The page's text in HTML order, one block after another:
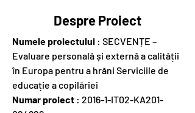
Despre Proiect
Numele proiectului : SECVENȚE –
Evaluare personală și externă a calității
în Europa pentru a hrăni Serviciile de
educație a copilăriei
Numar proiect : 2016-1-IT02-KA201-